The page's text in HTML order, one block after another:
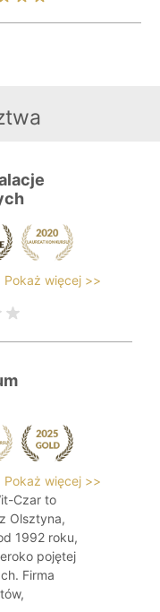
Pokaż więcej >>
Pokaż więcej >>
Czar to
Olsztyna,
1992 roku,
pojętej
Firma